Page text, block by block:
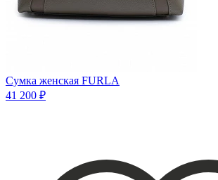
Сумка женская FURLA
41 200 ₽